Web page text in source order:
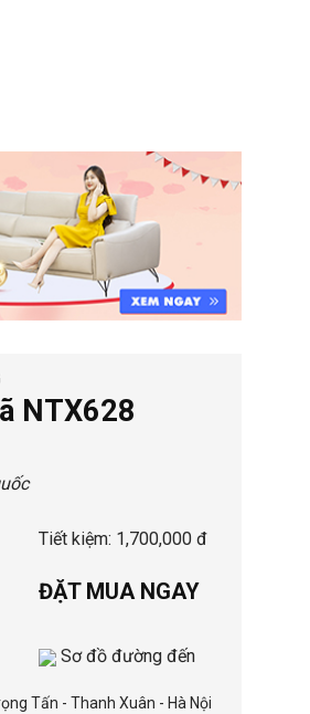
NTX628
Tiết kiệm: 1,700,000 đ
ĐẶT MUA NGAY
Sơ đồ đường đến
Tấn - Thanh Xuân - Hà Nội